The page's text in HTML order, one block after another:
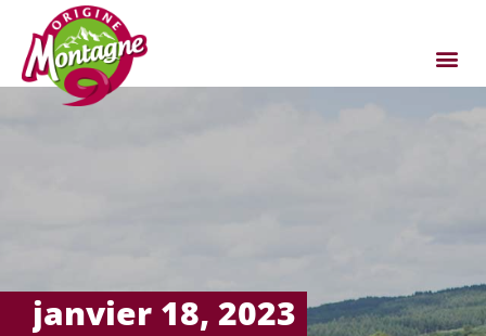
janvier 18, 2023